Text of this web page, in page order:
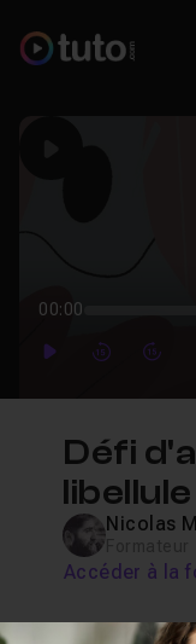
00:00
PlayForward
Défi
Nicolas
Accéder à la